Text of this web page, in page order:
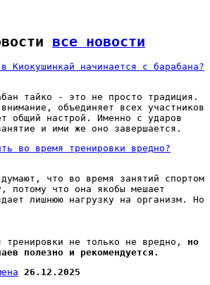
все новости
Киокушинкай начинается с барабана?
тайко - это не просто традиция.
объединяет всех участников
общий настрой. Именно с ударов
и ими же оно завершается.
во время тренировки вредно?
что во время занятий спортом
потому что она якобы мешает
лишнюю нагрузку на организм. Но
тренировки не только не вредно, но
полезно и рекомендуется.
26.12.2025